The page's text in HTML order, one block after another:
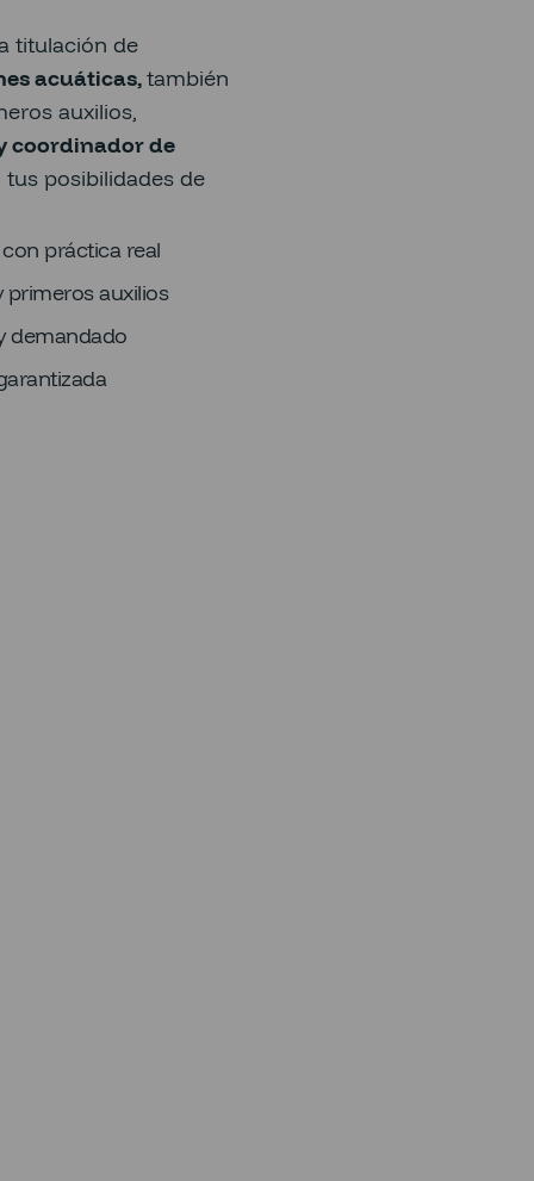
titulación de
acuáticas,también
auxilios,
coordinador de
posibilidades de
práctica real
primeros auxilios
demandado